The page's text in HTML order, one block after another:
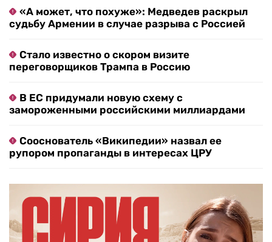
«А может, что похуже»: Медведев раскрыл
судьбу Армении в случае разрыва с Россией
Стало известно о скором визите
переговорщиков Трампа в Россию
В ЕС придумали новую схему с
замороженными российскими миллиардами
Сооснователь «Википедии» назвал ее
рупором пропаганды в интересах ЦРУ